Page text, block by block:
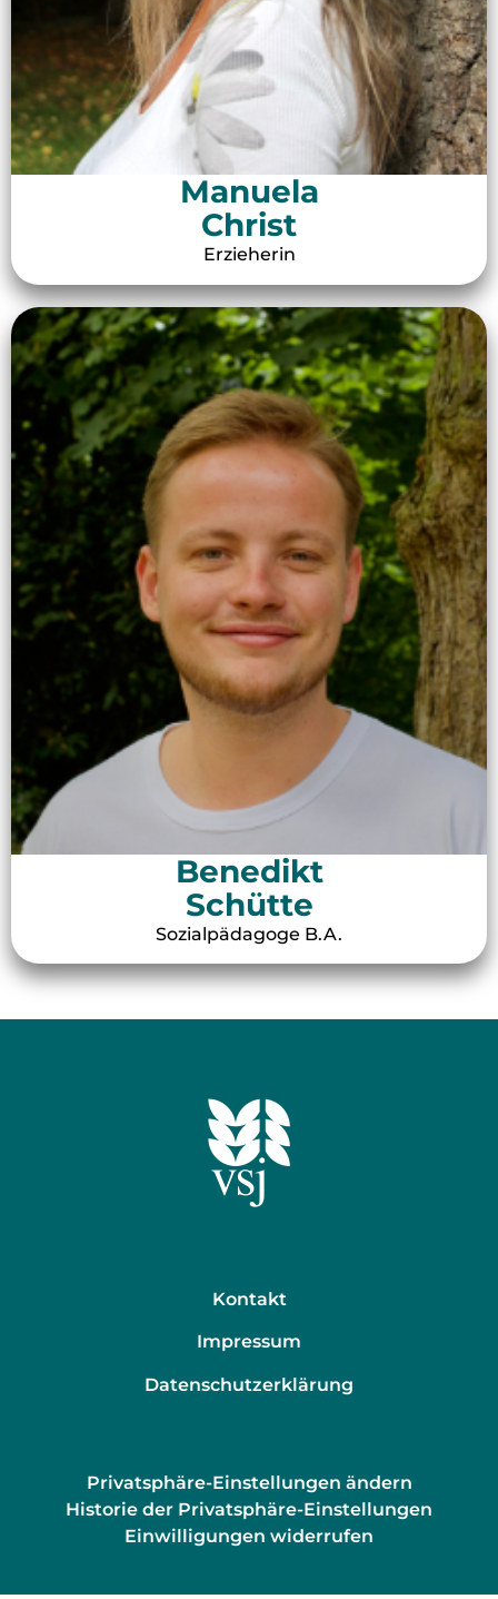
Manuela
Christ
Erzieherin
Benedikt
Schütte
Sozialpädagoge B.A.
Kontakt
Impressum
Datenschutzerklärung
Privatsphäre-Einstellungen ändern
Historie der Privatsphäre-Einstellungen
Einwilligungen widerrufen